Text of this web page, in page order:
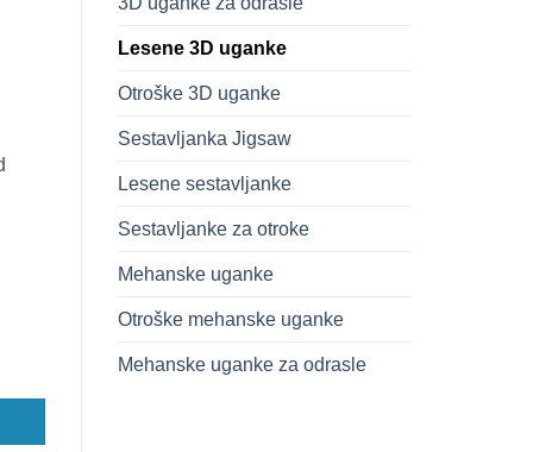
Lesene 3D uganke
Otroške 3D uganke
Sestavljanka Jigsaw
Lesene sestavljanke
Sestavljanke za otroke
Mehanske uganke
Otroške mehanske uganke
Mehanske uganke za odrasle